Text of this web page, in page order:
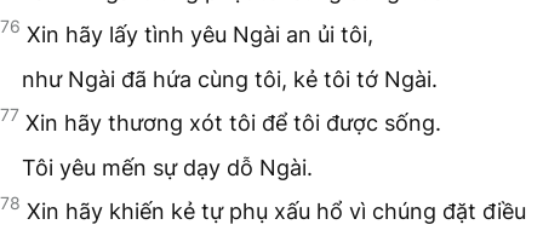
76 Xin hãy lấy tình yêu Ngài an ủi tôi,
như Ngài đã hứa cùng tôi, kẻ tôi tớ Ngài.
77 Xin hãy thương xót tôi để tôi được sống.
Tôi yêu mến sự dạy dỗ Ngài.
78 Xin hãy khiến kẻ tự phụ xấu hổ vì chúng đặt điều